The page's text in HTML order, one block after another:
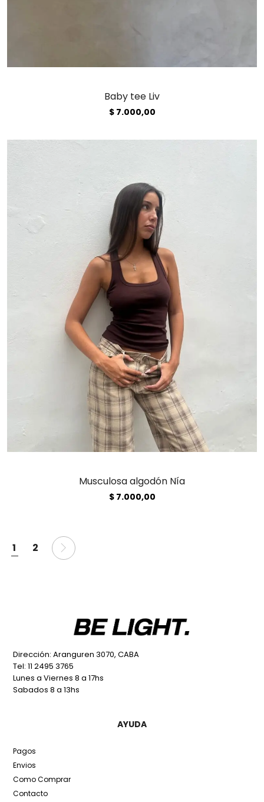
Baby tee Liv
$7.000,00
Musculosa algodón Nía
$7.000,00
1 2
Dirección: Aranguren 3070, CABA
Tel: 11 2495 3765
Lunes a Viernes 8 a 17hs
Sabados 8 a 13hs
AYUDA
Pagos
Envios
Como Comprar
Contacto